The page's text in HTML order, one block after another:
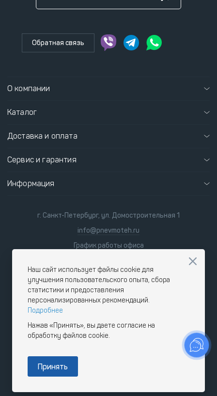
Обратная связь
О компании
Каталог
Доставка и оплата
Сервис и гарантия
Информация
г. Санкт-Петербург, ул. Домостроительная 1
info@pnevmoteh.ru
График работы офиса
сб-вс 9:00 - 18:00
Наш сайт использует файлы cookie для
улучшения пользовательского опыта, сбора
статистики и предоставления
персонализированных рекомендаций.
Подробнее
Нажав «Принять», вы даете согласие на
обработку файлов cookie.
Принять